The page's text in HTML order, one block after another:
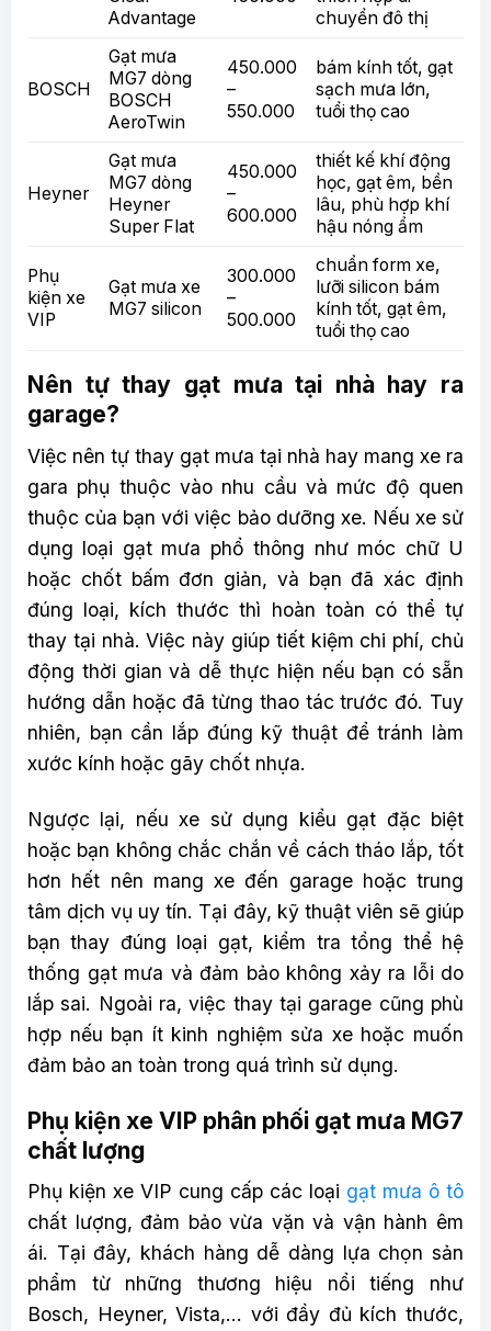
Advantage
chuyển đô thị
BOSCH
Gạt mưa
MG7 dòng
BOSCH
AeroTwin
450.000
–
550.000
bám kính tốt, gạt
sạch mưa lớn,
tuổi thọ cao
Heyner
Gạt mưa
MG7 dòng
Heyner
Super Flat
450.000
–
600.000
thiết kế khí động
học, gạt êm, bền
lâu, phù hợp khí
hậu nóng ẩm
Phụ
kiện xe
VIP
Gạt mưa xe
MG7 silicon
300.000
–
500.000
chuẩn form xe,
lưỡi silicon bám
kính tốt, gạt êm,
tuổi thọ cao
Nên tự thay gạt mưa tại nhà hay ra
garage?
Việc nên tự thay gạt mưa tại nhà hay mang xe ra
gara phụ thuộc vào nhu cầu và mức độ quen
thuộc của bạn với việc bảo dưỡng xe. Nếu xe sử
dụng loại gạt mưa phổ thông như móc chữ U
hoặc chốt bấm đơn giản, và bạn đã xác định
đúng loại, kích thước thì hoàn toàn có thể tự
thay tại nhà. Việc này giúp tiết kiệm chi phí, chủ
động thời gian và dễ thực hiện nếu bạn có sẵn
hướng dẫn hoặc đã từng thao tác trước đó. Tuy
nhiên, bạn cần lắp đúng kỹ thuật để tránh làm
xước kính hoặc gãy chốt nhựa.
Ngược lại, nếu xe sử dụng kiểu gạt đặc biệt
hoặc bạn không chắc chắn về cách tháo lắp, tốt
hơn hết nên mang xe đến garage hoặc trung
tâm dịch vụ uy tín. Tại đây, kỹ thuật viên sẽ giúp
bạn thay đúng loại gạt, kiểm tra tổng thể hệ
thống gạt mưa và đảm bảo không xảy ra lỗi do
lắp sai. Ngoài ra, việc thay tại garage cũng phù
hợp nếu bạn ít kinh nghiệm sửa xe hoặc muốn
đảm bảo an toàn trong quá trình sử dụng.
Phụ kiện xe VIP phân phối gạt mưa MG7
chất lượng
Phụ kiện xe VIP cung cấp các loại gạt mưa ô tô
chất lượng, đảm bảo vừa vặn và vận hành êm
ái. Tại đây, khách hàng dễ dàng lựa chọn sản
phẩm từ những thương hiệu nổi tiếng như
Bosch, Heyner, Vista,… với đầy đủ kích thước,